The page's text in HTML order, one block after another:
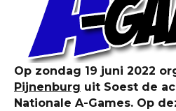
Op zondag 19 juni 2022
Pijnenburg uit Soest de
Nationale A-Games. Op